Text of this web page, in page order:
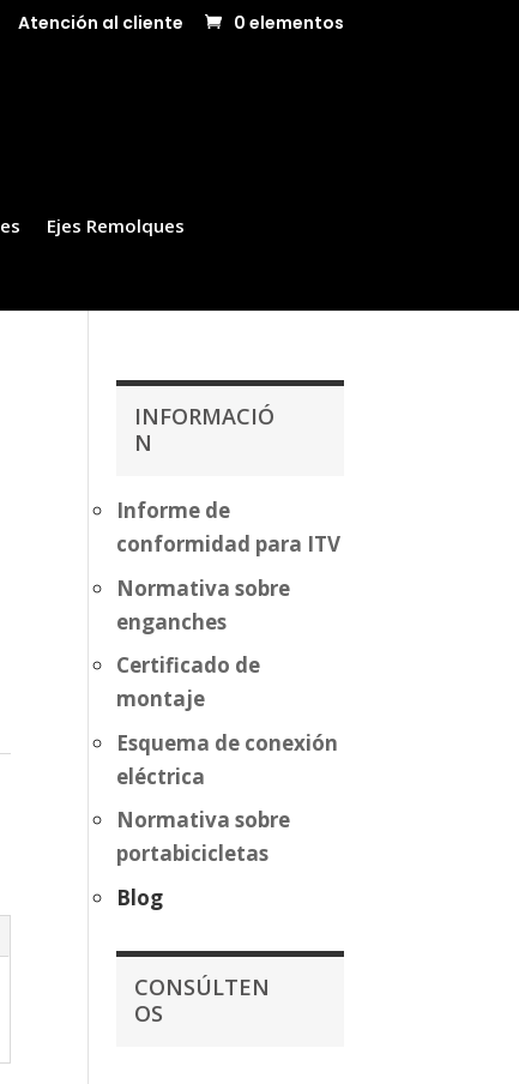
Atención al cliente 0 elementos
Ejes Remolques
INFORMACIÓ
N
Informe de
conformidad para ITV
Normativa sobre
enganches
Certificado de
montaje
Esquema de conexión
eléctrica
Normativa sobre
portabicicletas
Blog
CONSÚLTEN
OS